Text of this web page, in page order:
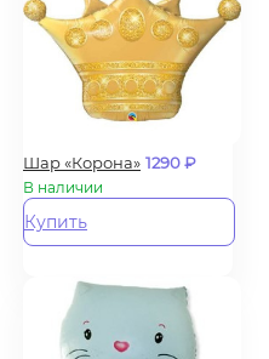
Шар «Корона» 1290₽
В наличии
Купить